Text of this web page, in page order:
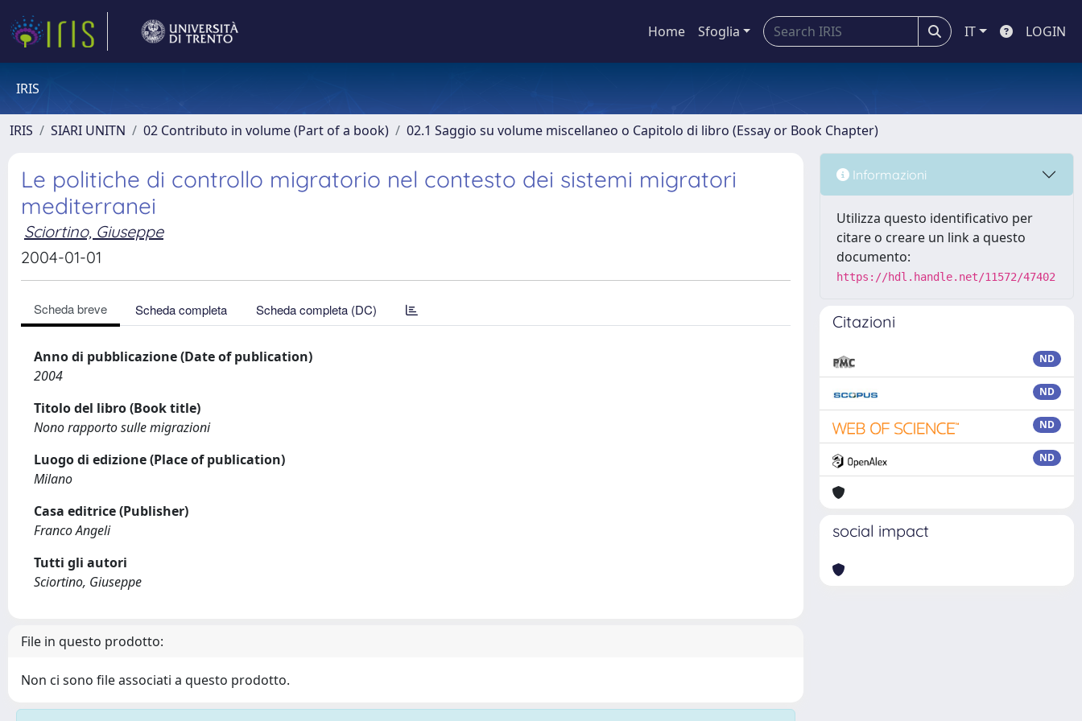
Home Sfoglia IT LOGIN
IRIS
IRIS SIARI UNITN 02 Contributo in volume (Part of a book) 02.1 Saggio su volume miscellaneo o Capitolo di libro (Essay or Book Chapter)
Le politiche di controllo migratorio nel contesto dei sistemi migratori
mediterranei
Sciortino, Giuseppe
2004-01-01
Scheda breve Scheda completa Scheda completa (DC)
Anno di pubblicazione (Date of publication)
2004
Titolo del libro (Book title)
Nono rapporto sulle migrazioni
Luogo di edizione (Place of publication)
Milano
Casa editrice (Publisher)
Franco Angeli
Tutti gli autori
Sciortino, Giuseppe
File in questo prodotto:
Non ci sono file associati a questo prodotto.
Informazioni
Utilizza questo identificativo per
citare o creare un link a questo
documento:
https://hdl.handle.net/11572/47402
Citazioni
ND
ND
ND
ND
social impact